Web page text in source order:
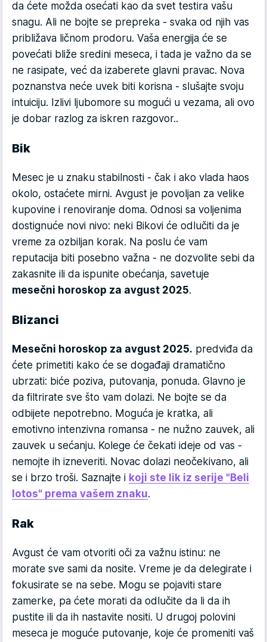
da ćete možda osećati kao da svet testira vašu
snagu. Ali ne bojte se prepreka - svaka od njih vas
približava ličnom prodoru. Vaša energija će se
povećati bliže sredini meseca, i tada je važno da se
ne rasipate, već da izaberete glavni pravac. Nova
poznanstva neće uvek biti korisna - slušajte svoju
intuiciju. Izlivi ljubomore su mogući u vezama, ali ovo
je dobar razlog za iskren razgovor..
Bik
Mesec je u znaku stabilnosti - čak i ako vlada haos
okolo, ostaćete mirni. Avgust je povoljan za velike
kupovine i renoviranje doma. Odnosi sa voljenima
dostignuće novi nivo: neki Bikovi će odlučiti da je
vreme za ozbiljan korak. Na poslu će vam
reputacija biti posebno važna - ne dozvolite sebi da
zakasnite ili da ispunite obećanja, savetuje
mesečni horoskop za avgust 2025.
Blizanci
Mesečni horoskop za avgust 2025. predviđa da
ćete primetiti kako će se događaji dramatično
ubrzati: biće poziva, putovanja, ponuda. Glavno je
da filtrirate sve što vam dolazi. Ne bojte se da
odbijete nepotrebno. Moguća je kratka, ali
emotivno intenzivna romansa - ne nužno zauvek, ali
zauvek u sećanju. Kolege će čekati ideje od vas -
nemojte ih izneveriti. Novac dolazi neočekivano, ali
se i brzo troši. Saznajte i koji ste lik iz serije "Beli
lotos" prema vašem znaku.
Rak
Avgust će vam otvoriti oči za važnu istinu: ne
morate sve sami da nosite. Vreme je da delegirate i
fokusirate se na sebe. Mogu se pojaviti stare
zamerke, pa ćete morati da odlučite da li da ih
pustite ili da ih nastavite nositi. U drugoj polovini
meseca je moguće putovanje, koje će promeniti vaš